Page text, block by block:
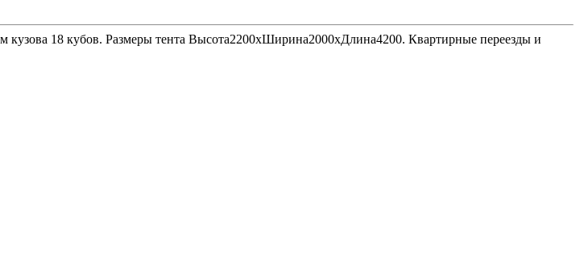
18 кубов. Размеры тента Высота2200хШирина2000хДлина4200. Квартирные переезды и